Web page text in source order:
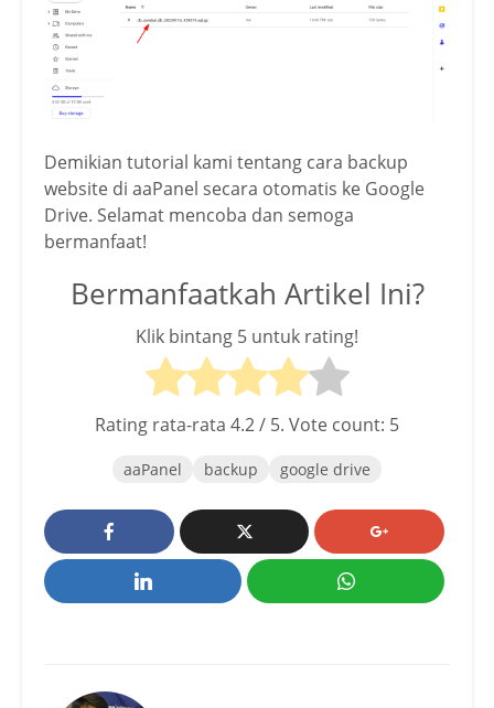
Demikian tutorial kami tentang cara backup
website di aaPanel secara otomatis ke Google
Drive. Selamat mencoba dan semoga
bermanfaat!
Bermanfaatkah Artikel Ini?
Klik bintang 5 untuk rating!
Rating rata-rata 4.2/ 5. Vote count: 5
aaPanel backup google drive